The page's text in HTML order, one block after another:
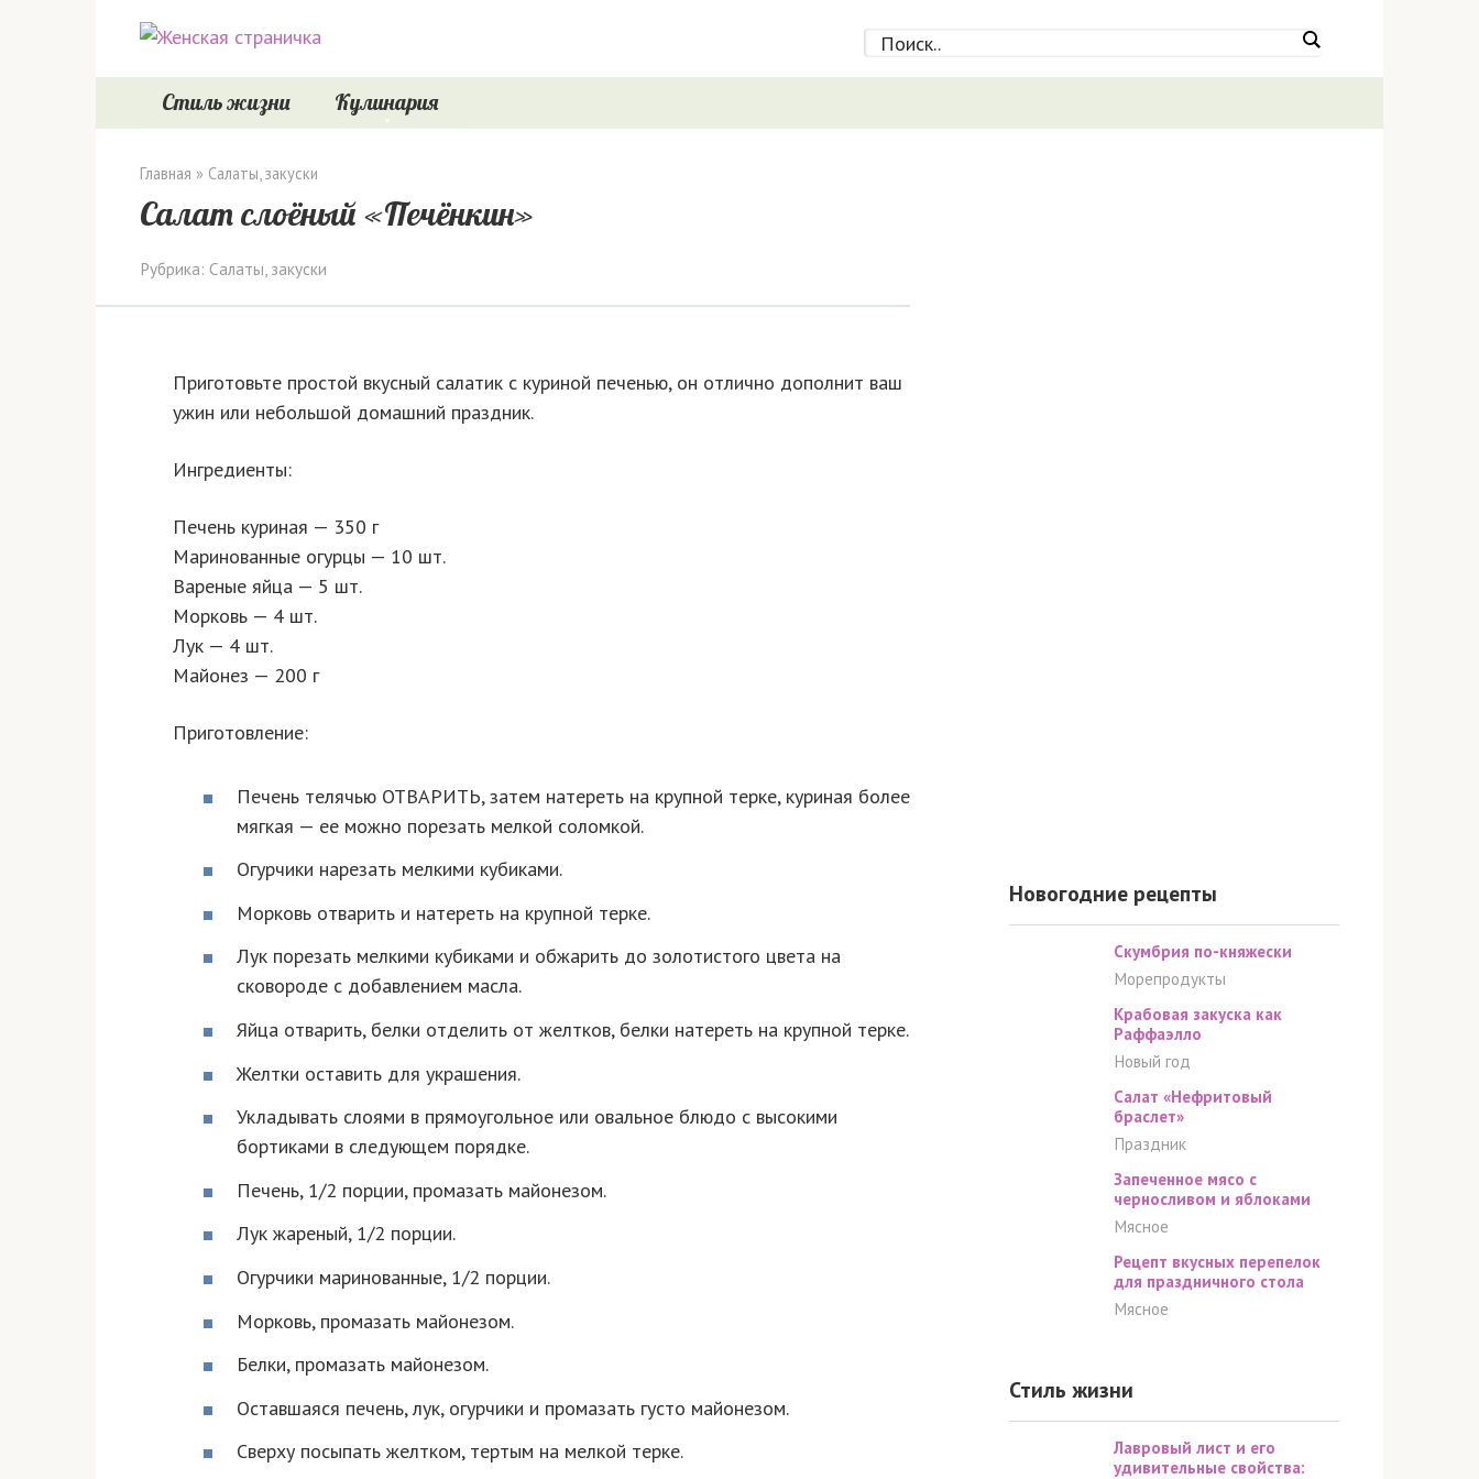
Стиль жизни Кулинария
Главная » Салаты, закуски
Салат слоёный «Печёнкин»
Рубрика: Салаты, закуски
Приготовьте простой вкусный салатик с куриной печенью, он отлично дополнит ваш
ужин или небольшой домашний праздник.
Ингредиенты:
Печень куриная — 350 г
Маринованные огурцы — 10 шт.
Вареные яйца — 5 шт.
Морковь — 4 шт.
Лук — 4 шт.
Майонез — 200 г
Приготовление:
Печень телячью ОТВАРИТЬ, затем натереть на крупной терке, куриная более
мягкая — ее можно порезать мелкой соломкой.
Огурчики нарезать мелкими кубиками.
Морковь отварить и натереть на крупной терке.
Лук порезать мелкими кубиками и обжарить до золотистого цвета на
сковороде с добавлением масла.
Яйца отварить, белки отделить от желтков, белки натереть на крупной терке.
Желтки оставить для украшения.
Укладывать слоями в прямоугольное или овальное блюдо с высокими
бортиками в следующем порядке.
Печень, 1/2 порции, промазать майонезом.
Лук жареный, 1/2 порции.
Огурчики маринованные, 1/2 порции.
Морковь, промазать майонезом.
Белки, промазать майонезом.
Оставшаяся печень, лук, огурчики и промазать густо майонезом.
Сверху посыпать желтком, тертым на мелкой терке.
Новогодние рецепты
Скумбрия по-княжески
Морепродукты
Крабовая закуска как
Раффаэлло
Новый год
Салат «Нефритовый
браслет»
Праздник
Запеченное мясо с
черносливом и яблоками
Мясное
Рецепт вкусных перепелок
для праздничного стола
Мясное
Стиль жизни
Лавровый лист и его
удивительные свойства: